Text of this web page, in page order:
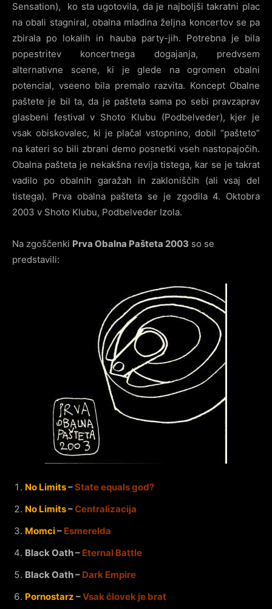
Sensation), ko sta ugotovila, da je najboljši takratni plac
na obali stagniral, obalna mladina željna koncertov se pa
zbirala po lokalih in hauba party-jih. Potrebna je bila
popestritev koncertnega dogajanja, predvsem
alternativne scene, ki je glede na ogromen obalni
potencial, vseeno bila premalo razvita. Koncept Obalne
paštete je bil ta, da je pašteta sama po sebi pravzaprav
glasbeni festival v Shoto Klubu (Podbelveder), kjer je
vsak obiskovalec, ki je plačal vstopnino, dobil “pašteto”
na kateri so bili zbrani demo posnetki vseh nastopajočih.
Obalna pašteta je nekakšna revija tistega, kar se je takrat
vadilo po obalnih garažah in zakloniščih (ali vsaj del
tistega). Prva obalna pašteta se je zgodila 4. Oktobra
2003 v Shoto Klubu, Podbelveder Izola.
Na zgoščenki Prva Obalna Pašteta 2003 so se
predstavili:
No Limits–State equals god?
No Limits–Centralizacija
Momci– Esmerelda
Black Oath – Eternal Battle
Black Oath – Dark Empire
Pornostarz –Vsak človek je brat